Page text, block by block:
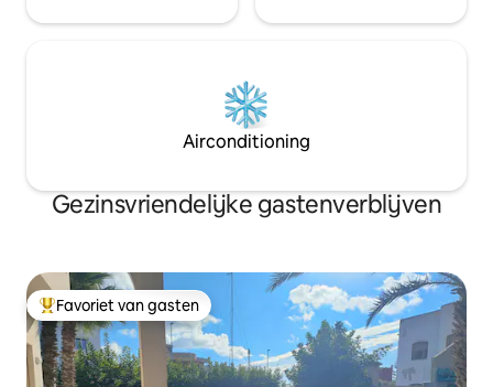
Airconditioning
Gezinsvriendelijke gastenverblijven
Topfavoriet van gasten
Favoriet van gasten